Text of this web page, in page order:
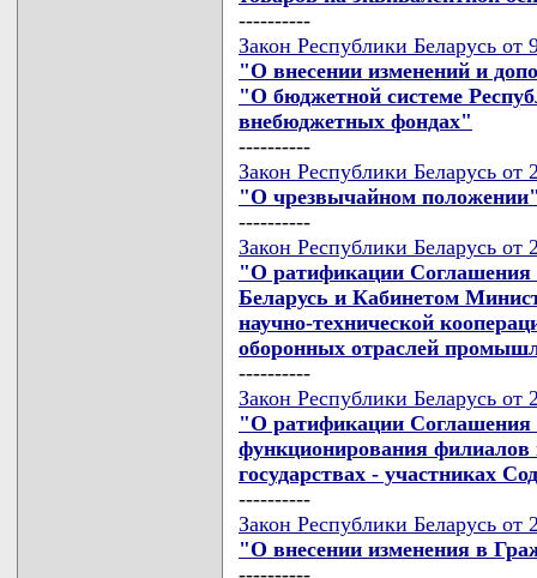
----------
Закон Республики Беларусь
"О внесении изменений и
"О бюджетной системе
внебюджетных фондах"
----------
Закон Республики Беларусь
"О чрезвычайном
----------
Закон Республики Беларусь
"О ратификации Соглашения
Беларусь и Кабинетом
научно-технической
оборонных отраслей
----------
Закон Республики Беларусь
"О ратификации Соглашения
функционирования
государствах - участниках
----------
Закон Республики Беларусь
"О внесении изменения в